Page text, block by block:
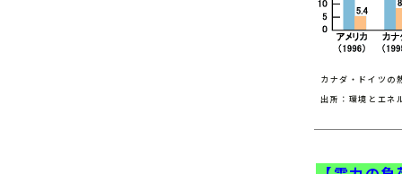
カナダ・ドイツの
出所：環境とエネ